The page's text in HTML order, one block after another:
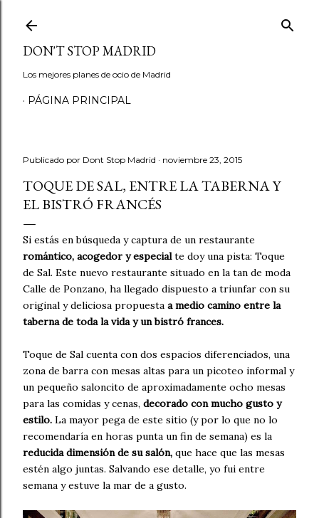
DON'T STOP MADRID
Los mejores planes de ocio de Madrid
PÁGINA PRINCIPAL
Publicado por Dont Stop Madrid noviembre 23, 2015
TOQUE DE SAL, ENTRE LA TABERNA Y
EL BISTRÓ FRANCÉS
Si estás en búsqueda y captura de un restaurante
romántico, acogedor y especialte doy una pista: Toque
de Sal. Este nuevo restaurante situado en la tan de moda
Calle de Ponzano, ha llegado dispuesto a triunfar con su
original y deliciosa propuesta a medio camino entre la
taberna de toda la vida y un bistró frances.
Toque de Sal cuenta con dos espacios diferenciados, una
zona de barra con mesas altas para un picoteo informal y
un pequeño saloncito de aproximadamente ocho mesas
para las comidas y cenas, decorado con mucho gusto y
estilo. La mayor pega de este sitio (y por lo que no lo
recomendaría en horas punta un fin de semana) es la
reducida dimensión de su salón, que hace que las mesas
estén algo juntas. Salvando ese detalle, yo fui entre
semana y estuve la mar de a gusto.